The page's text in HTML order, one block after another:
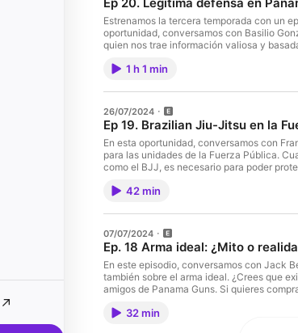
Estrenamos la tercera temporada con un
oportunidad, conversamos con Basilio
quien nos trae información valiosa y
quieres tener en tu suéter o gorra un arte
View, local 15. www.ptytacticalsolutions.com . DISCLAIMER: PTY Tactical Solutions NO
munición o accesorios de armas. "EL USO
RESPONSABILIDAD, SU USO
RODEAN" #PTYTSPodcast #Panama
1 h 1 min
26/07/2024
Ep 19. Brazilian Jiu-Jitsu en la
En esta oportunidad, conversamos con
para las unidades de la Fuerza Pública.
como el BJJ, es necesario para poder
Forman parte de Serpente que se encuentra en
@Cultura.guerrera Este podcast es
local 15. www.ptytacticalsolutions.com . DISCLAIMER: PTY Tactical Solutions NO vende armas, munición o
accesorios de armas. "EL USO Y MANEJO
USO IRRESPONSABLE REPRESENTA UN
#Panama #PTY
42 min
07/07/2024
Ep. 18 Arma ideal: ¿Mito o
En este episodio, conversamos con Jack
también sobre el arma ideal. ¿Crees que
amigos de Panama Guns. Si quieres
táctico, recuerda que Cultura Guerrera
32 min